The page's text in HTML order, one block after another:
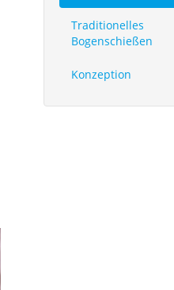
Traditionelles
Bogenschießen
Konzeption